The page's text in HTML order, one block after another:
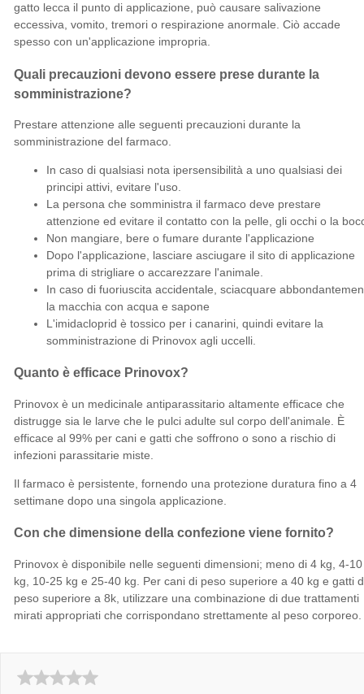
gatto lecca il punto di applicazione, può causare salivazione
eccessiva, vomito, tremori o respirazione anormale. Ciò accade
spesso con un'applicazione impropria.
Quali precauzioni devono essere prese durante la
somministrazione?
Prestare attenzione alle seguenti precauzioni durante la
somministrazione del farmaco.
In caso di qualsiasi nota ipersensibilità a uno qualsiasi dei
principi attivi, evitare l'uso.
La persona che somministra il farmaco deve prestare
attenzione ed evitare il contatto con la pelle, gli occhi o la
Non mangiare, bere o fumare durante l'applicazione
Dopo l'applicazione, lasciare asciugare il sito di applicazione
prima di strigliare o accarezzare l'animale.
In caso di fuoriuscita accidentale, sciacquare
la macchia con acqua e sapone
L'imidacloprid è tossico per i canarini, quindi evitare la
somministrazione di Prinovox agli uccelli.
Quanto è efficace Prinovox?
Prinovox è un medicinale antiparassitario altamente efficace che
distrugge sia le larve che le pulci adulte sul corpo dell'animale. È
efficace al 99% per cani e gatti che soffrono o sono a rischio di
infezioni parassitarie miste.
Il farmaco è persistente, fornendo una protezione duratura fino a 4
settimane dopo una singola applicazione.
Con che dimensione della confezione viene fornito?
Prinovox è disponibile nelle seguenti dimensioni; meno di 4 kg, 4-10
kg, 10-25 kg e 25-40 kg. Per cani di peso superiore a 40 kg e gatti
peso superiore a 8k, utilizzare una combinazione di due trattamenti
mirati appropriati che corrispondano strettamente al peso corporeo.